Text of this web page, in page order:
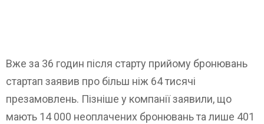
Вже за 36 годин після старту прийому бронювань
стартап заявив про більш ніж 64 тисячі
презамовлень. Пізніше у компанії заявили, що
мають 14 000 неоплачених бронювань та лише 401